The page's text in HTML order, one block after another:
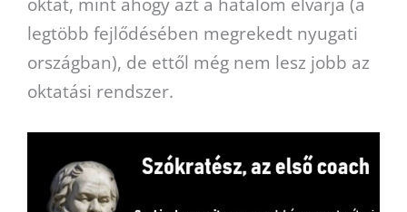
legtöbb fejlődésében megrekedt nyugati
országban), de ettől még nem lesz jobb az
oktatási rendszer.